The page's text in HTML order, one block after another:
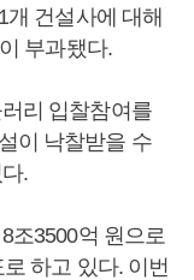
건설사에 대해
부과됐다.
리 입찰참여를
이 낙찰받을 수
.
조3500억 원으로
하고 있다. 이번